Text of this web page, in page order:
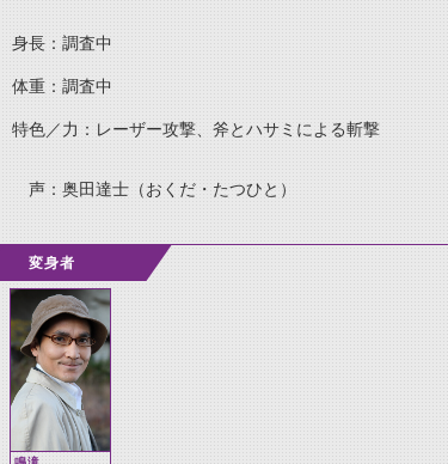
身長：調査中
体重：調査中
特色／力：レーザー攻撃、斧とハサミによる斬撃
声：奥田達士（おくだ・たつひと）
変身者